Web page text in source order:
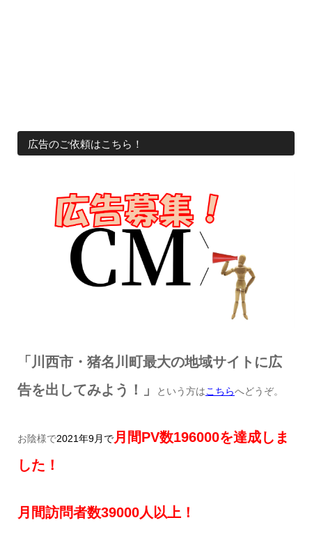
広告のご依頼はこちら！
「川西市・猪名川町最大の地域サイトに広
告を出してみよう！」
という方はこちらへどうぞ。
お陰様で2021年9月で月間PV数196000を達成しま
した！
月間訪問者数39000人以上！